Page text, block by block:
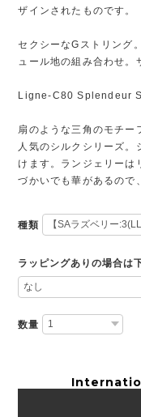
ザインされたものです。
セクシーなGストリング
ュール地の組み合わせ。
Ligne-C80 Splendeur
扇のような三角のモチー
人気のシルクシリーズ
けます。ランジェリーは
づかいでも華があるので
種類
ラッピングありの場合は
数量